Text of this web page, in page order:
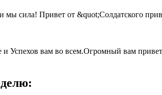
сила! Привет от &quot;Солдатского
и Успехов вам во всем.Огромный вам